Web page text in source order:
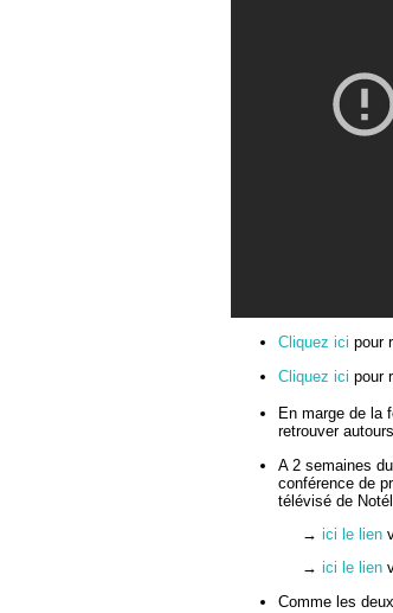
Cliquez ici pour
Cliquez ici pour
En marge de la
retrouver
A 2 semaines
conférence de
télévisé de
→ ici le lien
→ ici le lien
Comme les